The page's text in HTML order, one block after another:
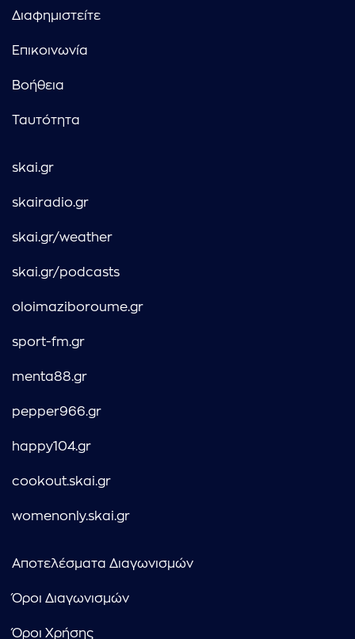
Διαφημιστείτε
Επικοινωνία
Βοήθεια
Ταυτότητα
skai.gr
skairadio.gr
skai.gr/weather
skai.gr/podcasts
oloimaziboroume.gr
sport-fm.gr
menta88.gr
pepper966.gr
happy104.gr
cookout.skai.gr
womenonly.skai.gr
Αποτελέσματα Διαγωνισμών
Όροι Διαγωνισμών
Όροι Χρήσης